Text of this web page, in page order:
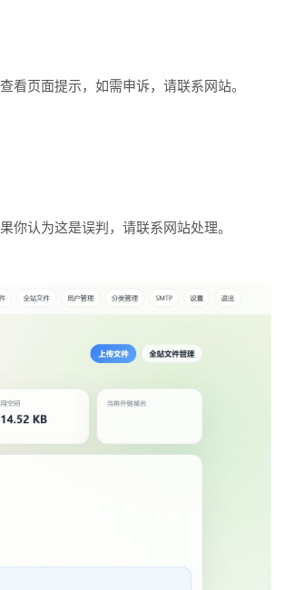
看页面提示，如需申诉，请联系网站。
你认为这是误判，请联系网站处理。